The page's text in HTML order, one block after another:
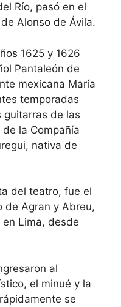
Río, pasó en el
Alonso de Ávila.
1625 y 1626
Pantaleón de
mexicana María
temporadas
guitarras de las
la Compañía
nativa de
del teatro, fue el
de Agran y Abreu,
Lima, desde
al
el minué y la
se